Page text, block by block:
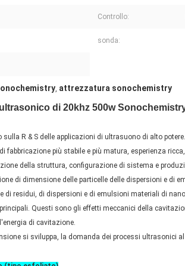
Controllo:
sonda:
, attrezzatura sonochemistry
di 20khz 500w
R & S delle applicazioni di ultrasuono di alto
fabbricazione più stabile e più matura, esperienza
della struttura, configurazione di sistema e
di dimensione delle particelle delle dispersioni e di
residui, di dispersioni e di emulsioni materiali di
Questi sono gli effetti meccanici della
di cavitazione.
si sviluppa, la domanda dei processi ultrasonici